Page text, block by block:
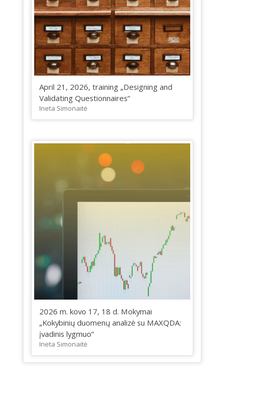
April 21, 2026, training „Designing and
Validating Questionnaires“
Ineta Simonaitė
2026 m. kovo 17, 18 d. Mokymai
„Kokybinių duomenų analizė su MAXQDA:
įvadinis lygmuo“
Ineta Simonaitė